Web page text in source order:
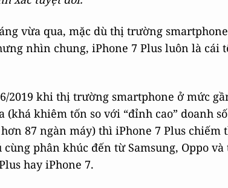
vừa qua, mặc dù thị trường
nhìn chung, iPhone 7 Plus luôn là cái
2019 khi thị trường smartphone ở mức
(khá khiêm tốn so với “đỉnh cao” doanh
87 ngàn máy) thì iPhone 7 Plus chiếm
cùng phân khúc đến từ Samsung, Oppo
hay iPhone 7.